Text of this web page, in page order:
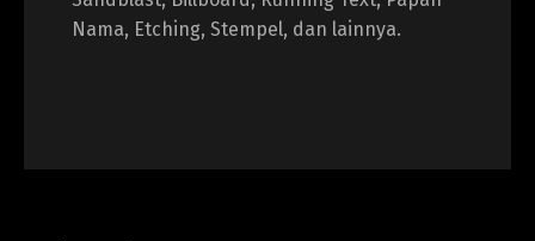
Nama, Etching, Stempel, dan lainnya.